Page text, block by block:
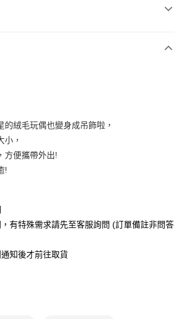
的絨毛玩偶也變身成吊飾啦，
小，
方便攜帶外出!
!
有特殊需求請先至客服詢問 (訂單備註非問答
知後才前往取貨